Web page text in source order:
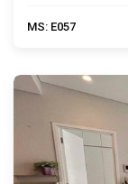
MS: E057